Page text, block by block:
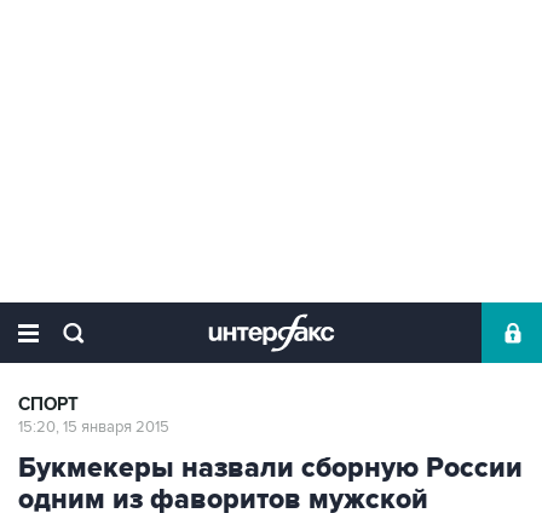
СПОРТ
15:20, 15 января 2015
Букмекеры назвали сборную России
одним из фаворитов мужской